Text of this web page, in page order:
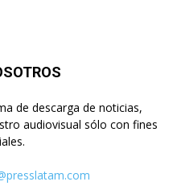
de descarga de noticias,
audiovisual sólo con fines